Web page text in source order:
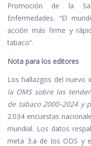
Promoción de la
Enfermedades. “El
acción más firme y
tabaco”.
Nota para los editores
Los hallazgos del nuevo
la OMS sobre las
de tabaco 2000–2024 y
2.034 encuestas
mundial. Los datos
meta 3.a de los ODS y